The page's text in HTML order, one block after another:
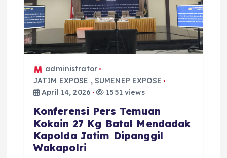
administrator
JATIM EXPOSE , SUMENEP EXPOSE
April 14, 2026
1551 views
Konferensi Pers Temuan
Kokain 27 Kg Batal Mendadak
Kapolda Jatim Dipanggil
Wakapolri